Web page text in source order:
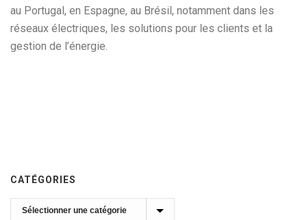
au Portugal, en Espagne, au Brésil, notamment dans les
réseaux électriques, les solutions pour les clients et la
gestion de l’énergie.
CATÉGORIES
Catégories